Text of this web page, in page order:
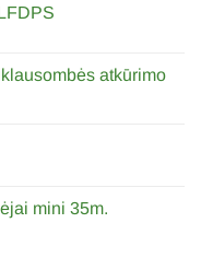
atkūrimo
mini 35m.